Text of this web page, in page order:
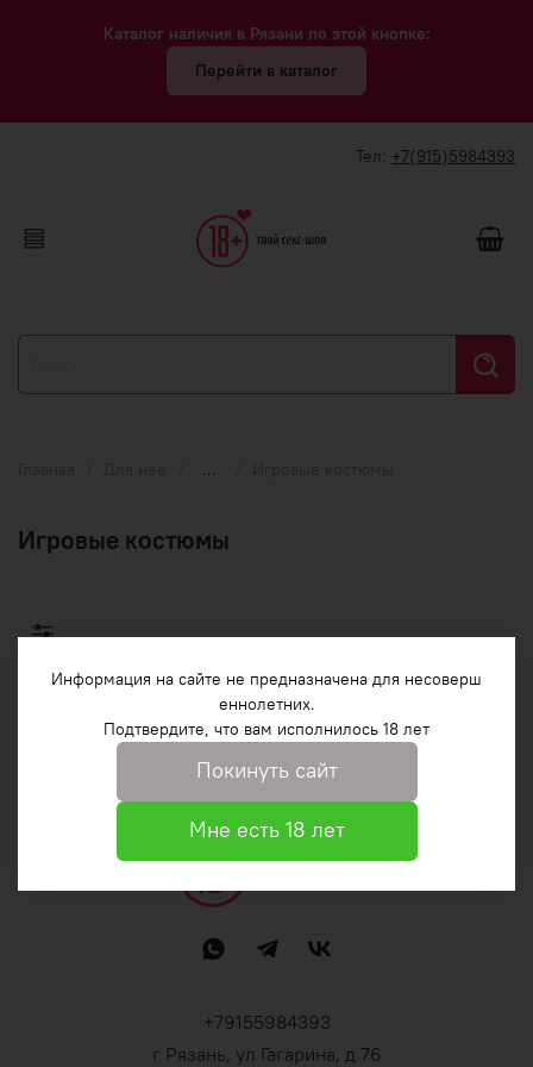
Каталог наличия в Рязани по этой кнопке:
Перейти в каталог
Тел: +7(915)5984393
...
Игровые костюмы
По вашему запросу ничего не найдено
+79155984393
г Рязань, ул Гагарина, д 76
Информация на сайте не предназначена для несоверш
еннолетних.
Подтвердите, что вам исполнилось 18 лет
Покинуть сайт
Мне есть 18 лет